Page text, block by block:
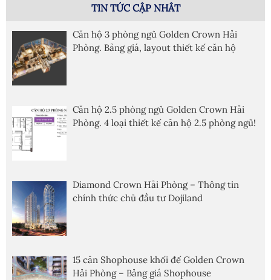
TIN TỨC CẬP NHÂT
Căn hộ 3 phòng ngủ Golden Crown Hải
Phòng. Bảng giá, layout thiết kế căn hộ
Căn hộ 2.5 phòng ngủ Golden Crown Hải
Phòng. 4 loại thiết kế căn hộ 2.5 phòng ngủ!
Diamond Crown Hải Phòng – Thông tin
chính thức chủ đầu tư Dojiland
15 căn Shophouse khối đế Golden Crown
Hải Phòng – Bảng giá Shophouse